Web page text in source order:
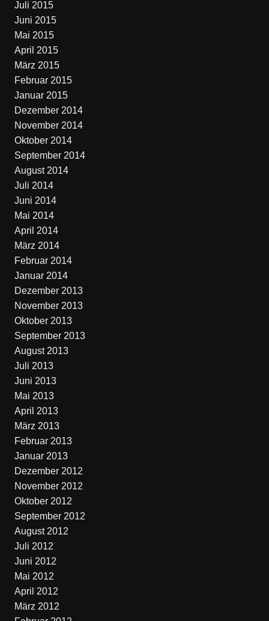
Juli 2015
Juni 2015
Mai 2015
April 2015
März 2015
Februar 2015
Januar 2015
Dezember 2014
November 2014
Oktober 2014
September 2014
August 2014
Juli 2014
Juni 2014
Mai 2014
April 2014
März 2014
Februar 2014
Januar 2014
Dezember 2013
November 2013
Oktober 2013
September 2013
August 2013
Juli 2013
Juni 2013
Mai 2013
April 2013
März 2013
Februar 2013
Januar 2013
Dezember 2012
November 2012
Oktober 2012
September 2012
August 2012
Juli 2012
Juni 2012
Mai 2012
April 2012
März 2012